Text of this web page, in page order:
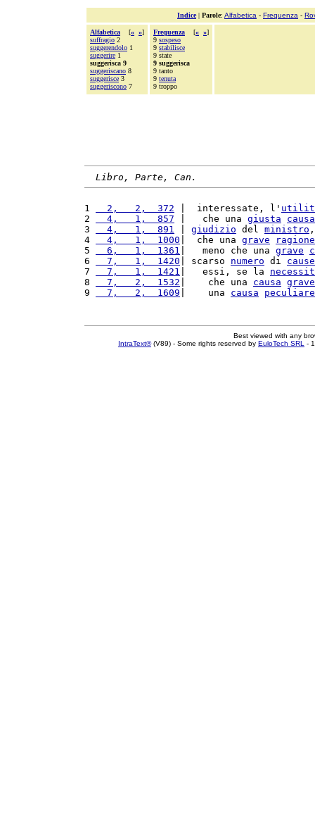
Indice| Parole: Alfabetica - Frequenza -
Alfabetica [« »]
suffragio 2
suggerendolo 1
suggerire 1
suggerisca 9
suggeriscano 8
suggerisce 3
suggeriscono 7
Frequenza [« »]
9 sospeso
9 stabilisce
9 state
9 suggerisca
9 tanto
9 tenuta
9 troppo
Libro, Parte, Can.
1
  2,   2,  372
|  interessate, l'
2
  4,   1,  857
|   che una giusta
causa
3
  4,   1,  891
giudizio del ministro
4
  4,   1,  1000
|  che una grave
ragione
5
  6,   1,  1361
|   meno che una grave
6
  7,   1,  1420
| scarso numero di cause
7
  7,   1,  1421
|   essi, se la
8
  7,   2,  1532
|    che una causa grave
9
  7,   2,  1609
|    una causa peculiare
Best viewed with any
IntraText®(V89) - Some rights reserved by EuloTech SRL -